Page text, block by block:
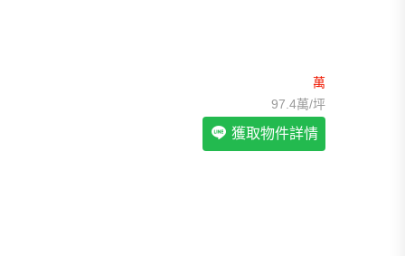
萬
97.4萬/坪
獲取物件詳情